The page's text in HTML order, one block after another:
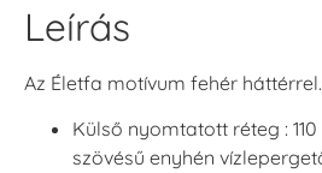
Leírás
Az Életfa motívum fehér háttérrel.
Külső nyomtatott réteg :
szövésű enyhén